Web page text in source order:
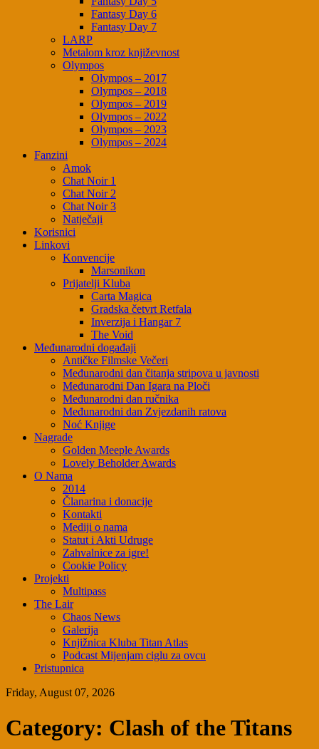
Fantasy Day 6
Fantasy Day 7
LARP
Metalom kroz književnost
Olympos
Olympos – 2017
Olympos – 2018
Olympos – 2019
Olympos – 2022
Olympos – 2023
Olympos – 2024
Fanzini
Amok
Chat Noir 1
Chat Noir 2
Chat Noir 3
Natječaji
Korisnici
Linkovi
Konvencije
Marsonikon
Prijatelji Kluba
Carta Magica
Gradska četvrt Retfala
Inverzija i Hangar 7
The Void
Međunarodni događaji
Antičke Filmske Večeri
Međunarodni dan čitanja stripova u javnosti
Međunarodni Dan Igara na Ploči
Međunarodni dan ručnika
Međunarodni dan Zvjezdanih ratova
Noć Knjige
Nagrade
Golden Meeple Awards
Lovely Beholder Awards
O Nama
2014
Članarina i donacije
Kontakti
Mediji o nama
Statut i Akti Udruge
Zahvalnice za igre!
Cookie Policy
Projekti
Multipass
The Lair
Chaos News
Galerija
Knjižnica Kluba Titan Atlas
Podcast Mijenjam ciglu za ovcu
Pristupnica
Friday, August 07, 2026
Category: Clash of the Titans